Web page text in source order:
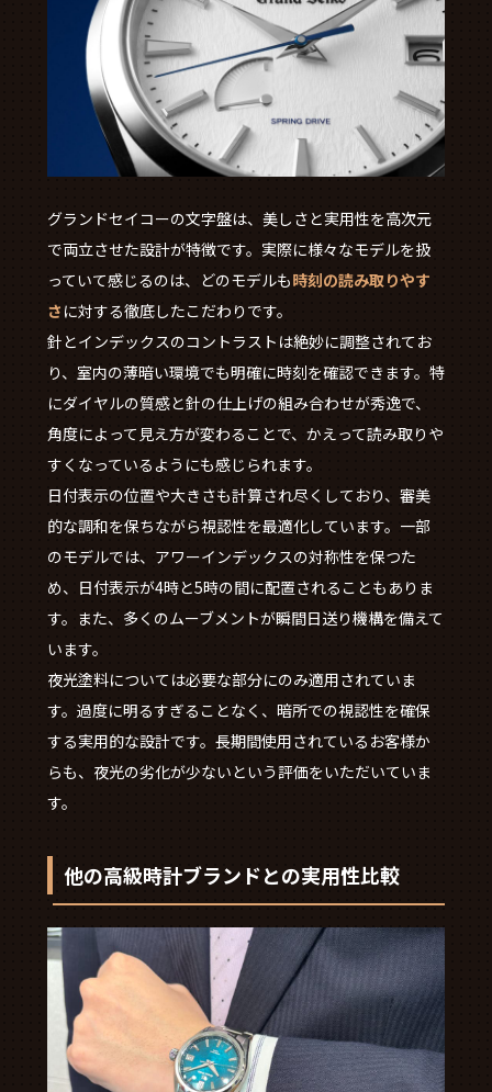
グランドセイコーの文字盤は、美しさと実用性を高次元
で両立させた設計が特徴です。実際に様々なモデルを扱
っていて感じるのは、どのモデルも時刻の読み取りやす
さ に対する徹底したこだわりです。
針とインデックスのコントラストは絶妙に調整されてお
り、室内の薄暗い環境でも明確に時刻を確認できます。特
にダイヤルの質感と針の仕上げの組み合わせが秀逸で、
角度によって見え方が変わることで、かえって読み取りや
すくなっているようにも感じられます。
日付表示の位置や大きさも計算され尽くしており、審美
的な調和を保ちながら視認性を最適化しています。一部
のモデルでは、アワーインデックスの対称性を保つた
め、日付表示が4時と5時の間に配置されることもありま
す。また、多くのムーブメントが瞬間日送り機構を備えて
います。
夜光塗料については必要な部分にのみ適用されていま
す。過度に明るすぎることなく、暗所での視認性を確保
する実用的な設計です。長期間使用されているお客様か
らも、夜光の劣化が少ないという評価をいただいていま
す。
他の高級時計ブランドとの実用性比較